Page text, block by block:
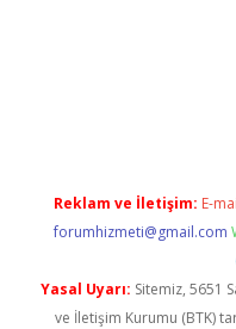
Reklam ve İletişim: E-
forumhizmeti@gmail.com
Yasal Uyarı: Sitemiz, 5651
ve İletişim Kurumu (BTK)